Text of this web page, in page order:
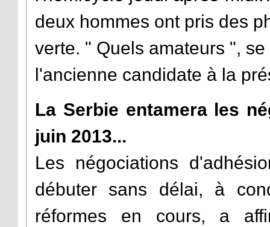
deux hommes ont pris des
verte. " Quels amateurs ",
l'ancienne candidate à la
La Serbie entamera les
juin 2013...
Les négociations
débuter sans délai, à
réformes en cours, a